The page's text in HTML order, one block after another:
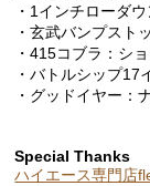
・1インチローダ
・玄武バンプスト
・415コブラ：シ
・バトルシップ17
・グッドイヤー：
Special Thanks
ハイエース専門店